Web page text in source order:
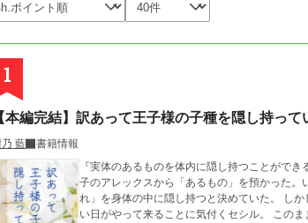
1
本編完結】訳あって王子様の子種を隠し持って
藍
書籍情報
『実体のあるものを体内に隠し持つことがで
子のアレックスから「あるもの」を預かった
れ」を身体の中に隠し持つと決めていた。 しかし国が定めた魔法管理政策により、近い将来、丸一日魔法が使えな
い日がやって来ることに気付くセシル。 このままでは隠し持っている「秘密」が身体の外へ溢れ出てしまうかもし